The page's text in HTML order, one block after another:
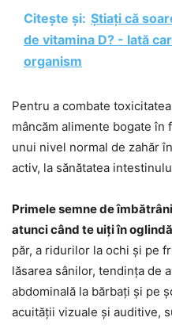
Citește și: Știați că
de vitamina D? - Iată
organism
Pentru a combate
mâncăm alimente bogate
unui nivel normal de zahăr
activ, la sănătatea
Primele semne de
atunci când te uiți în
păr, a ridurilor la ochi și pe
lăsarea sânilor, tendința de
abdominală la bărbați și pe
acuității vizuale și auditive,